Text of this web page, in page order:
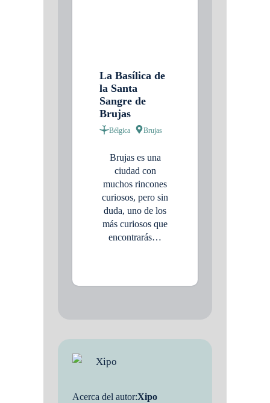
La Basílica de
la Santa
Sangre de
Brujas
Bélgica Brujas
Brujas es una
ciudad con
muchos rincones
curiosos, pero sin
duda, uno de los
más curiosos que
encontrarás…
Acerca del autor:Xipo